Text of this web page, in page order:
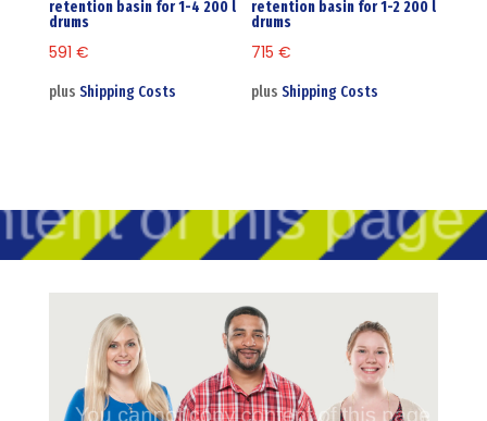
retention basin for 1-4 200 l
drums
591 €
plus Shipping Costs
retention basin for 1-2 200 l
drums
715€
plusShipping Costs